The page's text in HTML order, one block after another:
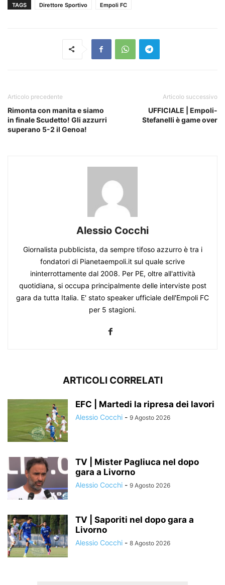
TAGS Direttore Sportivo Empoli FC
Articolo precedente
Rimonta con manita e siamo
in finale Scudetto! Gli azzurri
superano 5-2 il Genoa!
Articolo successivo
UFFICIALE | Empoli-
Stefanelli è game over
Alessio Cocchi
Giornalista pubblicista, da sempre tifoso azzurro è tra i
fondatori di Pianetaempoli.it sul quale scrive
ininterrottamente dal 2008. Per PE, oltre all'attività
quotidiana, si occupa principalmente delle interviste post
gara da tutta Italia. E' stato speaker ufficiale dell'Empoli FC
per 5 stagioni.
ARTICOLI CORRELATI
EFC | Martedi la ripresa dei lavori
Alessio Cocchi - 9 Agosto 2026
TV | Mister Pagliuca nel dopo
gara a Livorno
Alessio Cocchi - 9 Agosto 2026
TV | Saporiti nel dopo gara a
Livorno
Alessio Cocchi - 8 Agosto 2026